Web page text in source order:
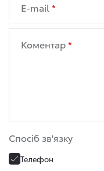
E-mail
Коментар
Спосіб зв'язку
Телефон